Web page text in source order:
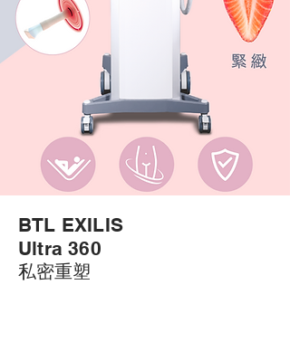
BTL EXILIS
Ultra 360
私密重塑